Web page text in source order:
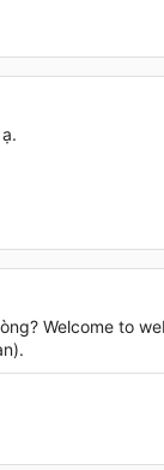
Welcome to